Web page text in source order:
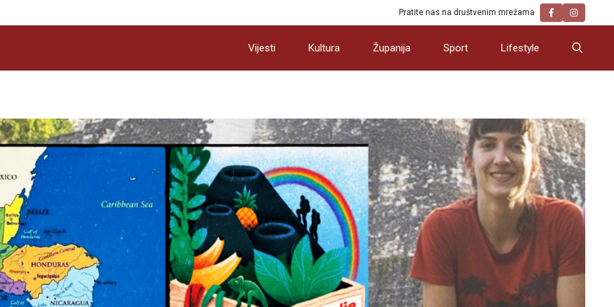
Pratite nas na društvenim mrežama
Vijesti Kultura Županija Sport Lifestyle